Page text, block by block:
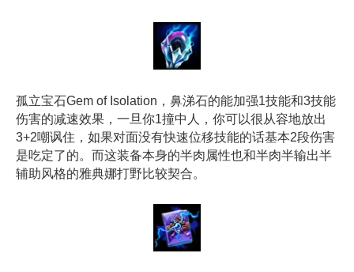
孤立宝石Gem of Isolation，鼻涕石的能加强1技能和3技能
伤害的减速效果，一旦你1撞中人，你可以很从容地放出
3+2嘲讽住，如果对面没有快速位移技能的话基本2段伤害
是吃定了的。而这装备本身的半肉属性也和半肉半输出半
辅助风格的雅典娜打野比较契合。